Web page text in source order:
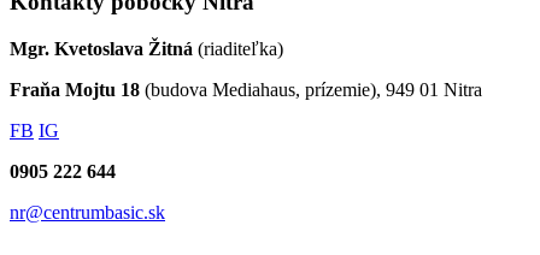
Mgr. Kvetoslava Žitná (riaditeľka)
Fraňa Mojtu 18 (budova Mediahaus, prízemie), 949 01 Nitra
FB IG
0905 222 644
nr@centrumbasic.sk